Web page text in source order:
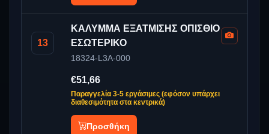
13
ΚΑΛΥΜΜΑ ΕΞΑΤΜΙΣΗΣ ΟΠΙΣΘΙΟ
ΕΣΩΤΕΡΙΚΟ
18324-L3A-000
€51,66
Παραγγελία 3-5 εργάσιμες (εφόσον υπάρχει
διαθεσιμότητα στα κεντρικά)
Προσθήκη